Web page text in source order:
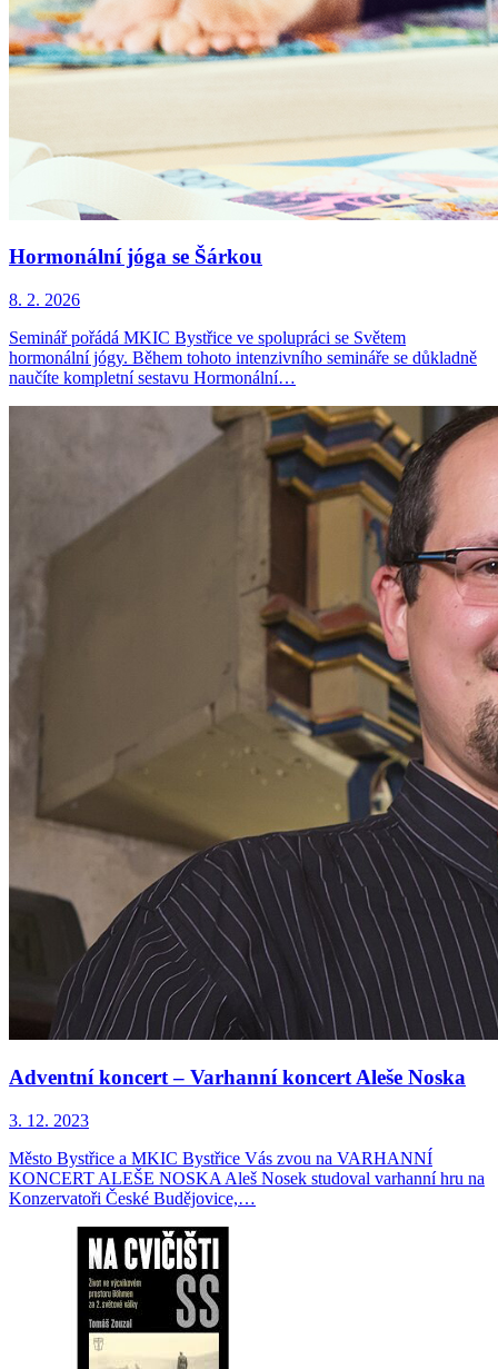
Hormonální jóga se Šárkou
8. 2. 2026
Seminář pořádá MKIC Bystřice ve spolupráci se Světem
hormonální jógy. Během tohoto intenzivního semináře se důkladně
naučíte kompletní sestavu Hormonální…
Adventní koncert – Varhanní koncert Aleše Noska
3. 12. 2023
Město Bystřice a MKIC Bystřice Vás zvou na VARHANNÍ
KONCERT ALEŠE NOSKA Aleš Nosek studoval varhanní hru na
Konzervatoři České Budějovice,…